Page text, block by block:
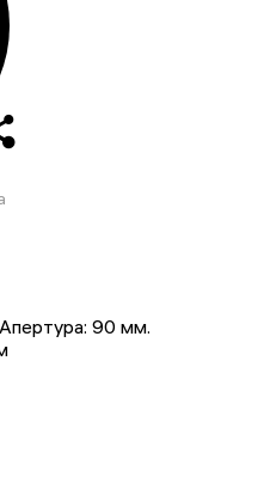
90 мм.